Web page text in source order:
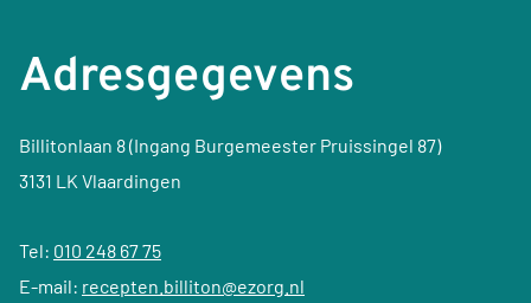
Adresgegevens
Billitonlaan 8 (Ingang Burgemeester Pruissingel 87)
3131 LK Vlaardingen
Tel: 010 248 67 75
E-mail: recepten.billiton@ezorg.nl